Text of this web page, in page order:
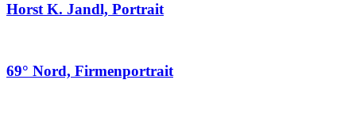
Horst K. Jandl, Portrait
69° Nord, Firmenportrait